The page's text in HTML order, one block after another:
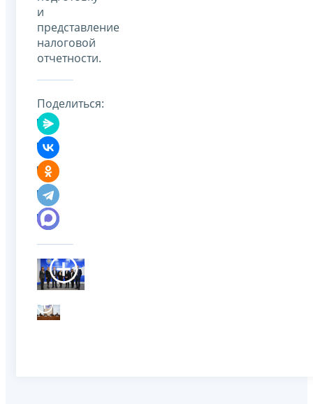
и
представление
налоговой
отчетности.
Поделиться: